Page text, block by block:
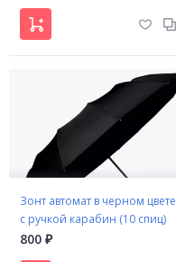
Зонт автомат в черном цвете
с ручкой карабин (10 спиц)
800 ₽